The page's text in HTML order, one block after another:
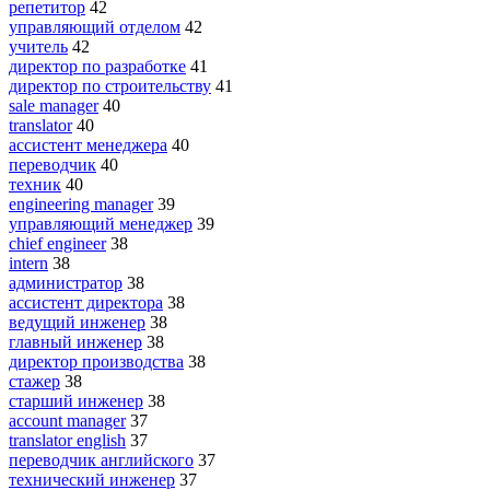
репетитор 42
управляющий отделом 42
учитель 42
директор по разработке 41
директор по строительству 41
sale manager 40
translator 40
ассистент менеджера 40
переводчик 40
техник 40
engineering manager 39
управляющий менеджер 39
chief engineer 38
intern 38
администратор 38
ассистент директора 38
ведущий инженер 38
главный инженер 38
директор производства 38
стажер 38
старший инженер 38
account manager 37
translator english 37
переводчик английского 37
технический инженер 37